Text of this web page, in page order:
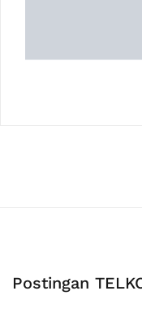
Postingan